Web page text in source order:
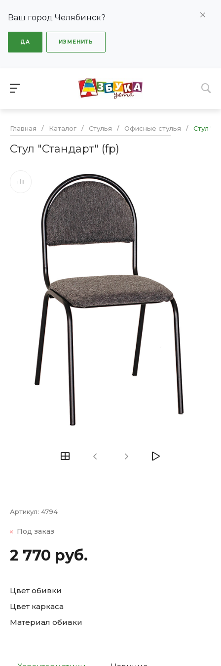
Ваш город Челябинск?
ДА ИЗМЕНИТЬ
Главная / Каталог / Стулья / Офисные стулья / Стул
Стул "Стандарт" (fp)
Артикул: 4794
Под заказ
2 770 руб.
Цвет обивки
Цвет каркаса
Материал обивки